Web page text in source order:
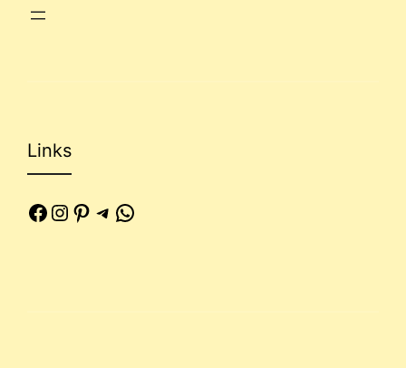
Links
Facebook
Instagram
Pinterest
Telegram
WhatsApp